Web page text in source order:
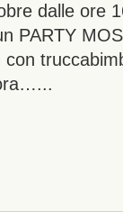
dalle ore
PARTY